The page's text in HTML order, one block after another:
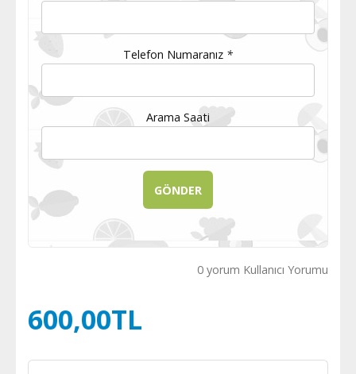
Telefon Numaranız *
Arama Saati
0 yorum Kullanıcı Yorumu
600,00TL